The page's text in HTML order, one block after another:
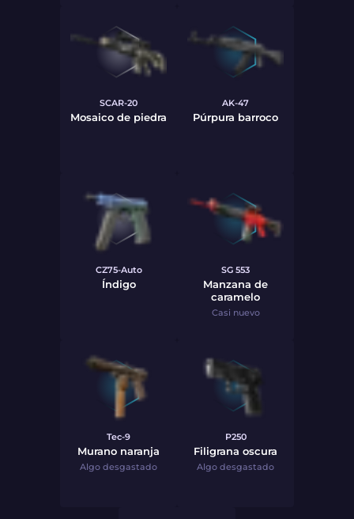
SCAR-20
Mosaico de piedra
AK-47
Púrpura barroco
CZ75-Auto
Índigo
SG 553
Manzana de
caramelo
Casi nuevo
Tec-9
Murano naranja
Algo desgastado
P250
Filigrana oscura
Algo desgastado